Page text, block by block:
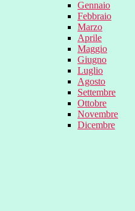
Gennaio
Febbraio
Marzo
Aprile
Maggio
Giugno
Luglio
Agosto
Settembre
Ottobre
Novembre
Dicembre